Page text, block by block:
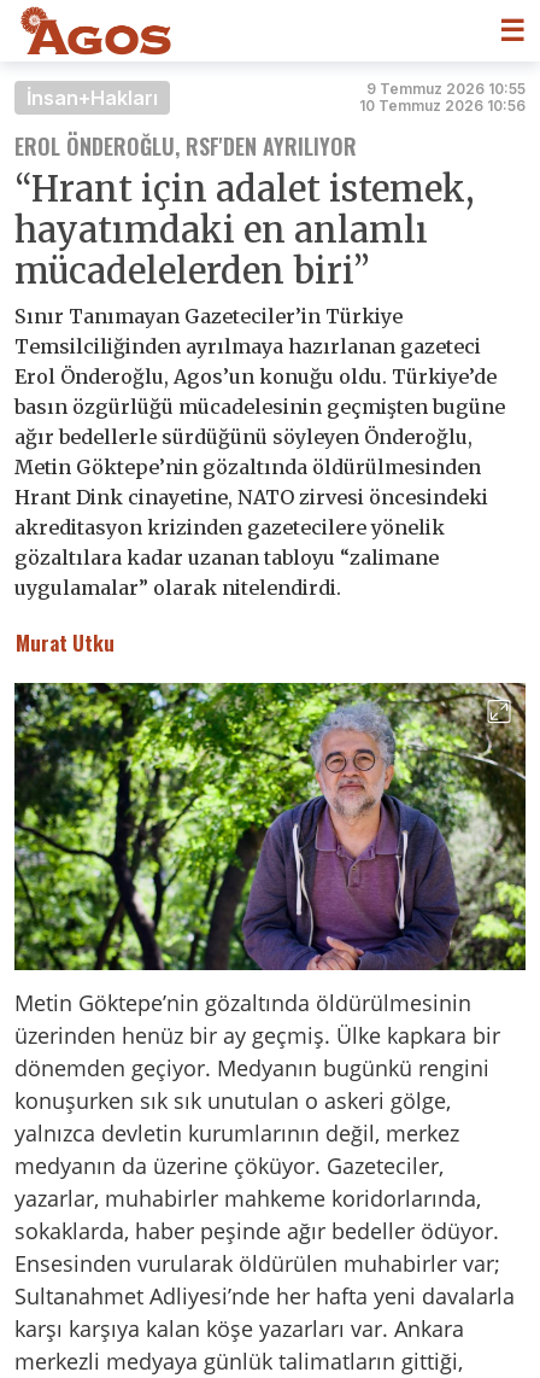
☰
İnsan+Hakları
9 Temmuz 2026 10:55
10 Temmuz 2026 10:56
EROL ÖNDEROĞLU, RSF'DEN AYRILIYOR
“Hrant için adalet istemek,
hayatımdaki en anlamlı
mücadelelerden biri”
Sınır Tanımayan Gazeteciler’in Türkiye
Temsilciliğinden ayrılmaya hazırlanan gazeteci
Erol Önderoğlu, Agos’un konuğu oldu. Türkiye’de
basın özgürlüğü mücadelesinin geçmişten bugüne
ağır bedellerle sürdüğünü söyleyen Önderoğlu,
Metin Göktepe’nin gözaltında öldürülmesinden
Hrant Dink cinayetine, NATO zirvesi öncesindeki
akreditasyon krizinden gazetecilere yönelik
gözaltılara kadar uzanan tabloyu “zalimane
uygulamalar” olarak nitelendirdi.
Murat Utku
Metin Göktepe’nin gözaltında öldürülmesinin
üzerinden henüz bir ay geçmiş. Ülke kapkara bir
dönemden geçiyor. Medyanın bugünkü rengini
konuşurken sık sık unutulan o askeri gölge,
yalnızca devletin kurumlarının değil, merkez
medyanın da üzerine çöküyor. Gazeteciler,
yazarlar, muhabirler mahkeme koridorlarında,
sokaklarda, haber peşinde ağır bedeller ödüyor.
Ensesinden vurularak öldürülen muhabirler var;
Sultanahmet Adliyesi’nde her hafta yeni davalarla
karşı karşıya kalan köşe yazarları var. Ankara
merkezli medyaya günlük talimatların gittiği,